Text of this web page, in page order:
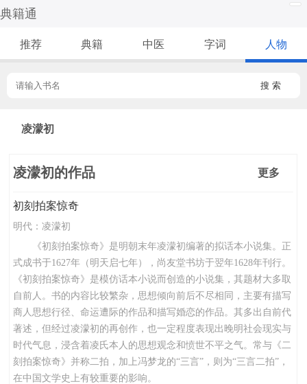
典籍通
推荐 典籍 中医 字词 人物
搜 索
凌濛初
凌濛初的作品 更多
初刻拍案惊奇
明代：凌濛初
《初刻拍案惊奇》是明朝末年凌濛初编著的拟话本小说集。正
式成书于1627年（明天启七年），尚友堂书坊于翌年1628年刊行。
《初刻拍案惊奇》是模仿话本小说而创造的小说集，其题材大多取
自前人。书的内容比较繁杂，思想倾向前后不尽相同，主要有描写
商人思想行径、命运遭际的作品和描写婚恋的作品。其多出自前代
著述，但经过凌濛初的再创作，也一定程度表现出晚明社会现实与
时代气息，浸含着凌氏本人的思想观念和愤世不平之气。常与《二
刻拍案惊奇》并称二拍，加上冯梦龙的“三言”，则为“三言二拍”，
在中国文学史上有较重要的影响。